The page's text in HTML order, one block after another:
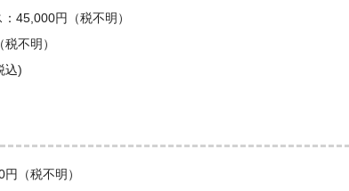
45,000円（税不明）
不明）
込)
（税不明）